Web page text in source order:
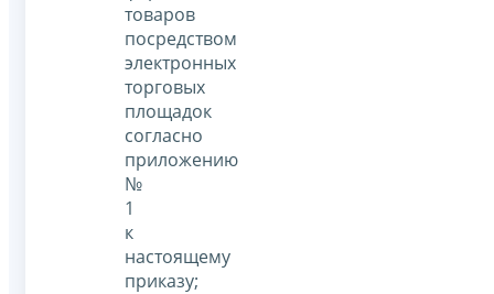
товаров
посредством
электронных
торговых
площадок
согласно
приложению
№
1
к
настоящему
приказу;